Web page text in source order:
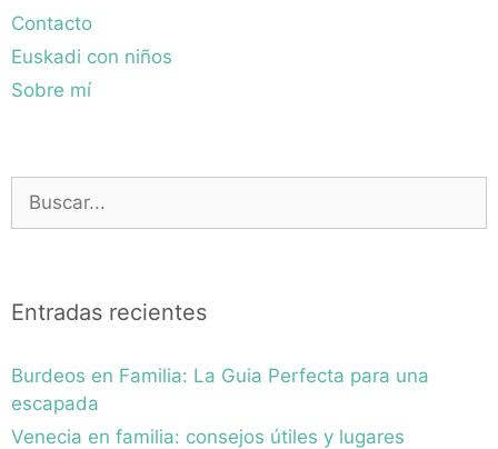
Contacto
Euskadi con niños
Sobre mí
Entradas recientes
Burdeos en Familia: La Guia Perfecta para una
escapada
Venecia en familia: consejos útiles y lugares